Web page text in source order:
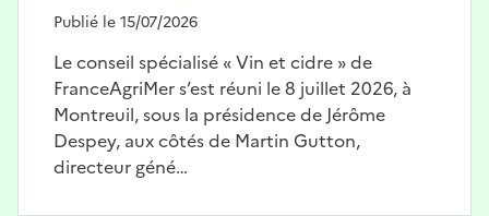
Publié le 15/07/2026
Le conseil spécialisé « Vin et cidre » de
FranceAgriMer s’est réuni le 8 juillet 2026, à
Montreuil, sous la présidence de Jérôme
Despey, aux côtés de Martin Gutton,
directeur géné…